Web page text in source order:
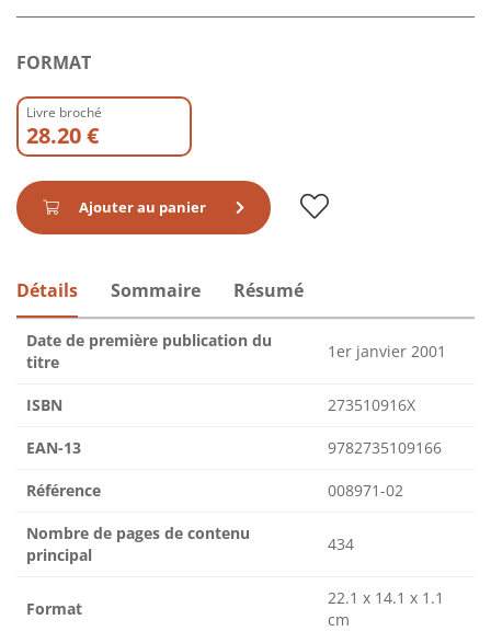
FORMAT
Livre broché
28.20 €
Ajouter au panier
Détails Sommaire Résumé
Date de première publication du
titre
1er janvier 2001
ISBN 273510916X
EAN-13 9782735109166
Référence 008971-02
Nombre de pages de contenu
principal
434
Format
22.1 x 14.1 x 1.1
cm